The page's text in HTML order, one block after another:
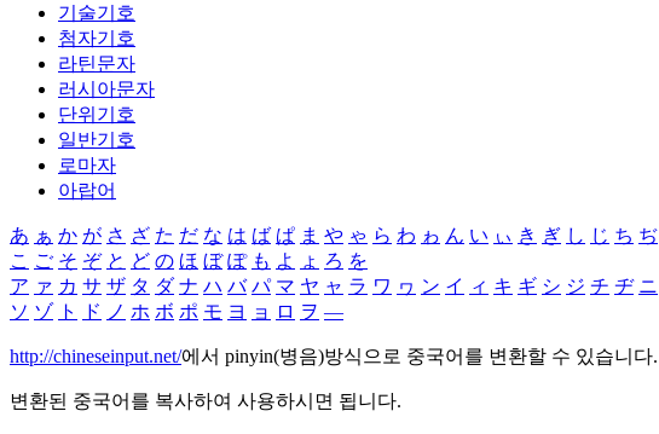
기술기호
첨자기호
라틴문자
러시아문자
단위기호
일반기호
로마자
아랍어
あ ぁ か が さ ざ た だ な は ば ぱ ま や ゃ ら わ ゎ ん い ぃ き ぎ し じ ち ぢ
こ ご そ ぞ と ど の ほ ぼ ぽ も よ ょ ろ を
ア ァ カ サ ザ タ ダ ナ ハ バ パ マ ヤ ャ ラ ワ ヮ ン イ ィ キ ギ シ ジ チ ヂ ニ
ソ ゾ ト ド ノ ホ ボ ポ モ ヨ ョ ロ ヲ ―
http://chineseinput.net/에서 pinyin(병음)방식으로 중국어를 변환할 수 있습니다.
변환된 중국어를 복사하여 사용하시면 됩니다.